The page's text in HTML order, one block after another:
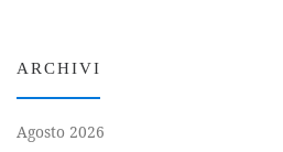
ARCHIVI
Agosto 2026